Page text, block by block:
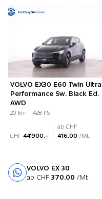
VOLVO EX30 E60 Twin Ultra
Performance Sw. Black Ed.
AWD
20 km - 428 PS
CHF 44'900.–
ab CHF
416.00 /Mt.
VOLVO EX 30
ab CHF 370.00 /Mt.